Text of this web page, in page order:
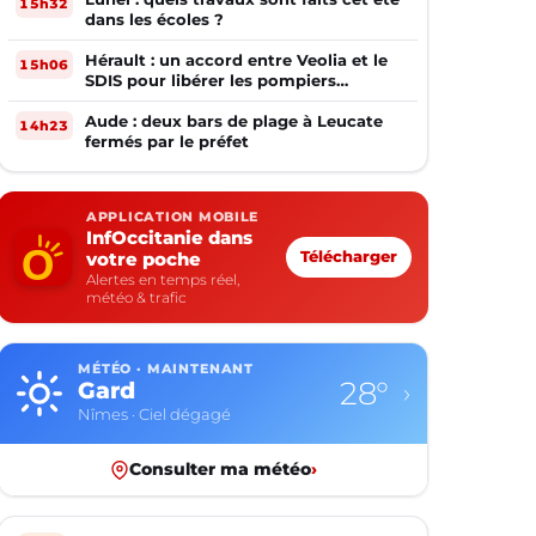
dans les écoles ?
15h06
Hérault : un accord entre Veolia et le
SDIS pour libérer les pompiers
volontaires
14h23
Aude : deux bars de plage à Leucate
fermés par le préfet
APPLICATION MOBILE
InfOccitanie dans
votre poche
Alertes en temps réel,
météo & trafic
Télécharger
MÉTÉO · MAINTENANT
Gard
Nîmes · Ciel dégagé
28° ›
Consulter ma météo›